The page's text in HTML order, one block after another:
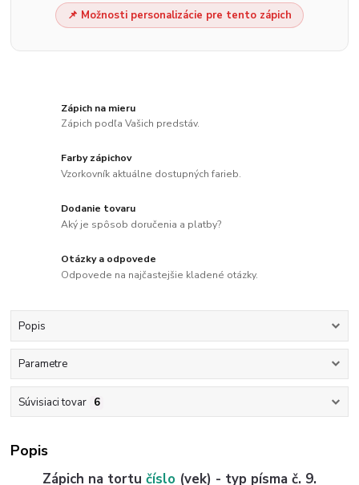
📌 Možnosti personalizácie pre tento zápich
Zápich na mieru
Zápich podľa Vašich predstáv.
Farby zápichov
Vzorkovník aktuálne dostupných farieb.
Dodanie tovaru
Aký je spôsob doručenia a platby?
Otázky a odpovede
Odpovede na najčastejšie kladené otázky.
Popis
Parametre
Súvisiaci tovar 6
Popis
Zápich na tortu číslo (vek) - typ písma č. 9.